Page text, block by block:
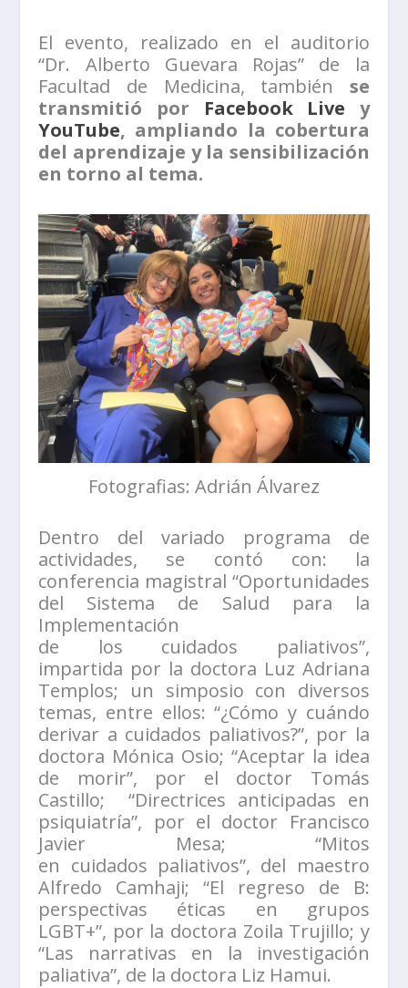
El evento, realizado en el auditorio
“Dr. Alberto Guevara Rojas” de la
Facultad de Medicina, también se
transmitió por Facebook Live y
YouTube, ampliando la cobertura
del aprendizaje y la sensibilización
en torno al tema.
Fotografias: Adrián Álvarez
Dentro del variado programa de
actividades, se contó con: la
conferencia magistral “Oportunidades
del Sistema de Salud para la
Implementación
de los cuidados paliativos”,
impartida por la doctora Luz Adriana
Templos; un simposio con diversos
temas, entre ellos: “¿Cómo y cuándo
derivar a cuidados paliativos?”, por la
doctora Mónica Osio; “Aceptar la idea
de morir”, por el doctor Tomás
Castillo; “Directrices anticipadas en
psiquiatría”, por el doctor Francisco
Javier Mesa; “Mitos
en cuidados paliativos”, del maestro
Alfredo Camhaji; “El regreso de B:
perspectivas éticas en grupos
LGBT+”, por la doctora Zoila Trujillo; y
“Las narrativas en la investigación
paliativa”, de la doctora Liz Hamui.